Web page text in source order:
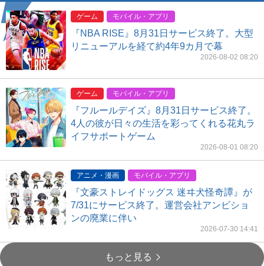
ゲーム モバイル・アプリ
『NBA RISE』8月31日サービス終了。大型
リニューアルを経て約4年9カ月で幕
2026-08-02 08:20
ゲーム モバイル・アプリ
『フルールデイズ』8月31日サービス終了。
4人の彼が日々の生活を彩ってくれる花丸ラ
イフサポートゲーム
2026-08-01 08:20
アニメ・漫画 モバイル・アプリ
『文豪ストレイドッグス 迷ヰ犬怪奇譚』が
7/31にサービス終了。運営会社アンビショ
ンの廃業に伴い
2026-07-30 14:41
もっと見る